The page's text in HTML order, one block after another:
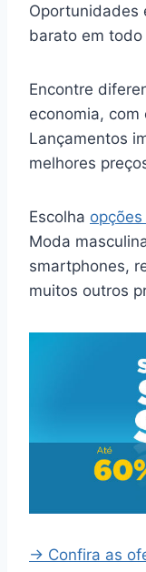
Oportunidades
barato em todo
Encontre
economia, com
Lançamentos
melhores
Escolha
Moda
smartphones,
muitos outros
→ Confira as